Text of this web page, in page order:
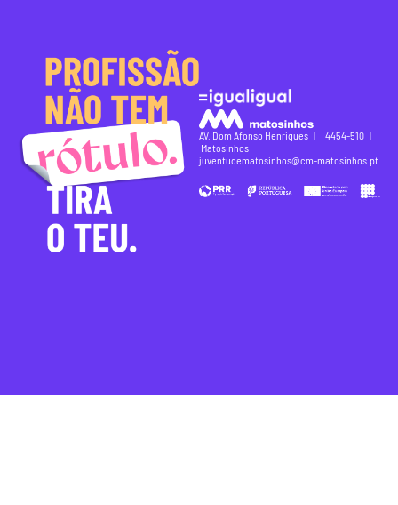
AV. Dom Afonso Henriques | 4454-510 |
Matosinhos
juventudematosinhos@cm-matosinhos.pt